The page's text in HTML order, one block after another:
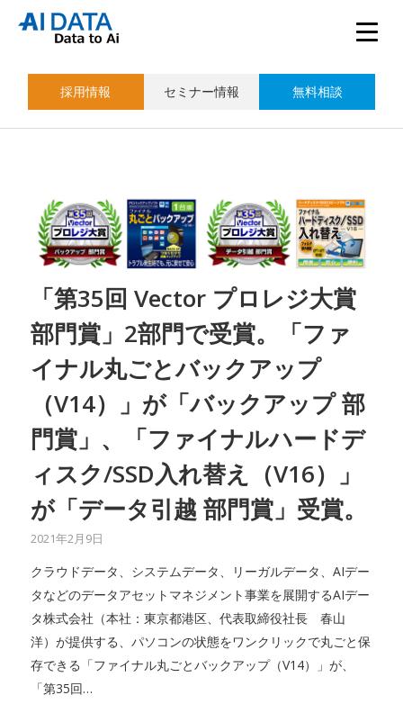
採用情報 セミナー情報 無料相談
「第35回 Vector プロレジ大賞
部門賞」2部門で受賞。「ファ
イナル丸ごとバックアップ
（V14）」が「バックアップ 部
門賞」、「ファイナルハードデ
ィスク/SSD入れ替え（V16）」
が「データ引越 部門賞」受賞。
2021年2月9日
クラウドデータ、システムデータ、リーガルデータ、AIデー
タなどのデータアセットマネジメント事業を展開するAIデー
タ株式会社（本社：東京都港区、代表取締役社長 春山
洋）が提供する、パソコンの状態をワンクリックで丸ごと保
存できる「ファイナル丸ごとバックアップ（V14）」が、
「第35回…